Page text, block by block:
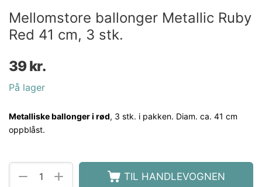
Mellomstore ballonger Metallic Ruby
Red 41 cm, 3 stk.
39 kr.
På lager
Metalliske ballonger i rød, 3 stk. i pakken. Diam. ca. 41 cm
oppblåst.
+
− TIL HANDLEVOGNEN